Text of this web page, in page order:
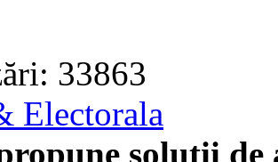
33863
Electorala
soluţii